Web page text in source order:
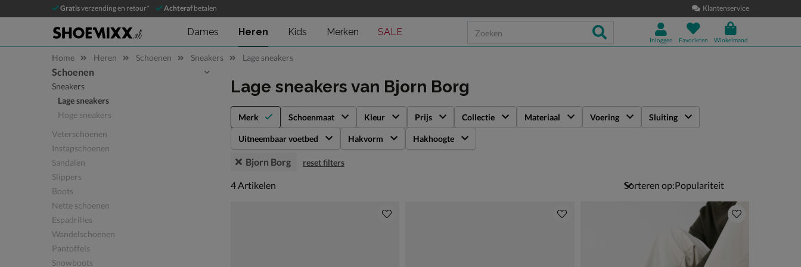
Gratisverzending en retour* Achteraf betalen Klantenservice
Dames Heren Kids Merken SALE
Inloggen Favorieten Winkelmand
Home Heren Schoenen Sneakers Lage sneakers
Sla categorieën over
Schoenen
Sneakers
Lage sneakers
Hoge sneakers
Veterschoenen
Instapschoenen
Sandalen
Slippers
Boots
Nette schoenen
Espadrilles
Wandelschoenen
Pantoffels
Snowboots
Lage sneakers van Bjorn Borg
Merk Schoenmaat Kleur Prijs Collectie Materiaal Voering Sluiting
Uitneembaar voetbed Hakvorm Hakhoogte
Bjorn Borg reset filters
4 artikelen
4Artikelen Sorteren op: